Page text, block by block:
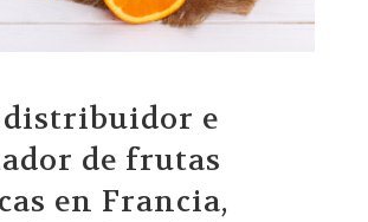
distribuidor e
de frutas
en Francia,